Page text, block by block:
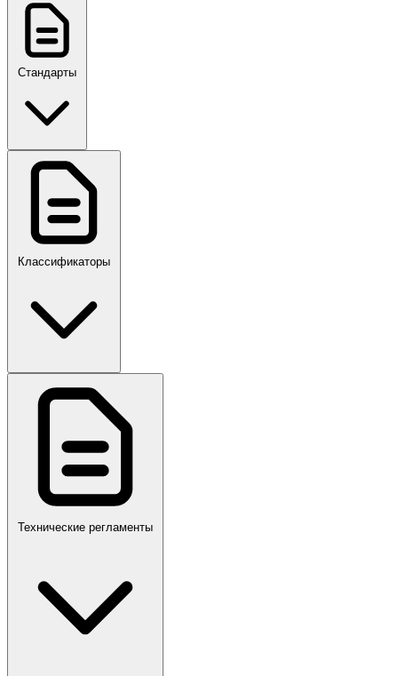
Стандарты
ГОСТ, ГОСТ Р, ПНСТ
ПР,Р,ПМГ,РМГ
Классификаторы
Технические регламенты